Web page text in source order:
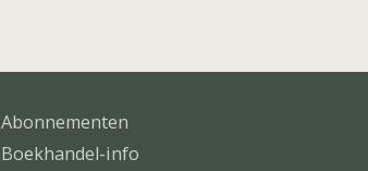
Abonnementen
Boekhandel-info